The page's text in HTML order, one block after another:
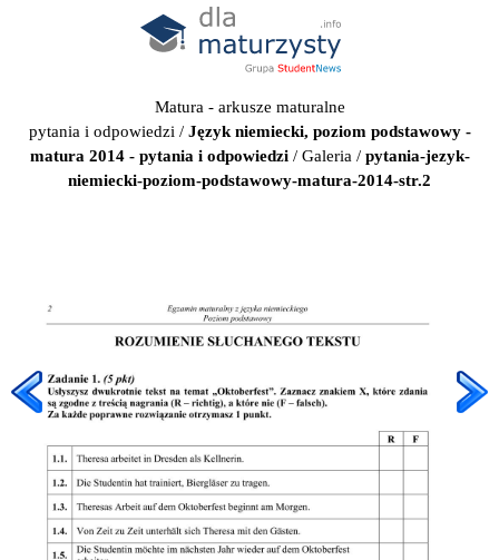
Matura - arkusze maturalne
pytania i odpowiedzi / Język niemiecki, poziom podstawowy -
matura 2014 - pytania i odpowiedzi/ Galeria / pytania-jezyk-
niemiecki-poziom-podstawowy-matura-2014-str.2